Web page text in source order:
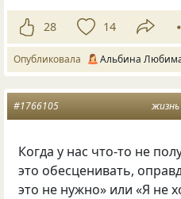
28 14
Опубликовала Альбина
жизнь
#1766105
Когда у нас что-то не
это обесценивать,
это не нужно» или «Я не